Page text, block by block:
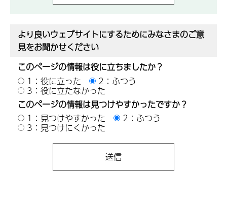
より良いウェブサイトにするためにみなさまのご意
見をお聞かせください
このページの情報は役に立ちましたか？
1：役に立った
2：ふつう
3：役に立たなかった
このページの情報は見つけやすかったですか？
1：見つけやすかった
2：ふつう
3：見つけにくかった